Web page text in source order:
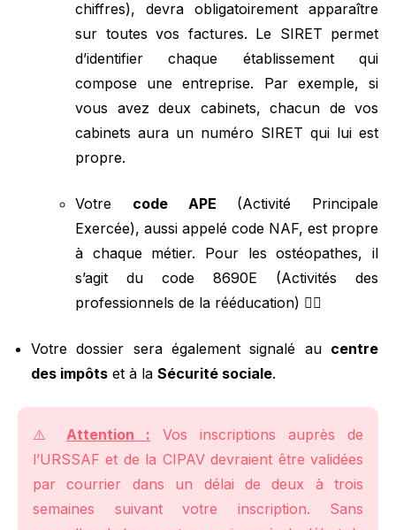
chiffres), devra obligatoirement apparaître
sur toutes vos factures. Le SIRET permet
d’identifier chaque établissement qui
compose une entreprise. Par exemple, si
vous avez deux cabinets, chacun de vos
cabinets aura un numéro SIRET qui lui est
propre.
Votre code APE (Activité Principale
Exercée), aussi appelé code NAF, est propre
à chaque métier. Pour les ostéopathes, il
s’agit du code 8690E (Activités des
professionnels de la rééducation) 🧑‍⚕️
Votre dossier sera également signalé au centre
des impôts et à la Sécurité sociale.
⚠️ Attention : Vos inscriptions auprès de
l’URSSAF et de la CIPAV devraient être validées
par courrier dans un délai de deux à trois
semaines suivant votre inscription. Sans